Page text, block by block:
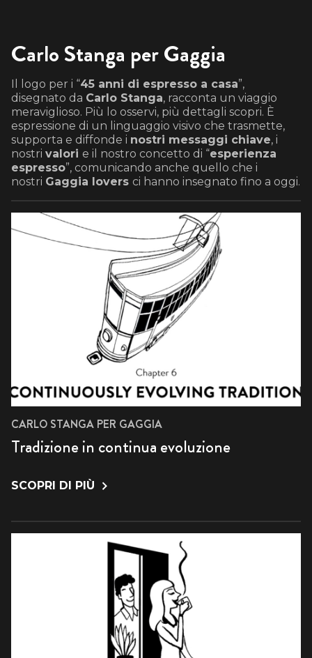
Carlo Stanga per Gaggia
Il logo per i “45 anni di espresso a casa”,
disegnato da Carlo Stanga, racconta un viaggio
meraviglioso. Più lo osservi, più dettagli scopri. È
espressione di un linguaggio visivo che trasmette,
supporta e diffonde i nostri messaggi chiave, i
nostri valori e il nostro concetto di “esperienza
espresso”, comunicando anche quello che i
nostri Gaggia lovers ci hanno insegnato fino a oggi.
CARLO STANGA PER GAGGIA
Tradizione in continua evoluzione
SCOPRI DI PIÙ